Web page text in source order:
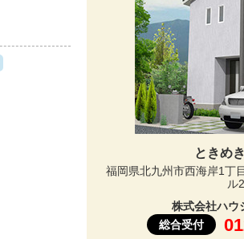
ときめ
福岡県北九州市西海岸1
ル
株式会社ハウ
総合受付